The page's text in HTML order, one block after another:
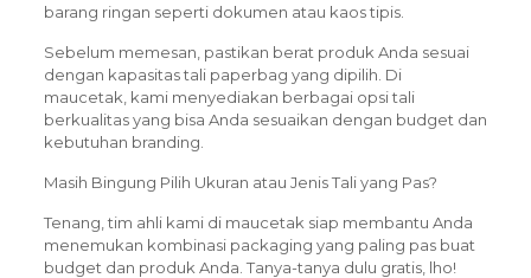
barang ringan seperti dokumen atau kaos tipis.
Sebelum memesan, pastikan berat produk Anda sesuai
dengan kapasitas tali paperbag yang dipilih. Di
maucetak, kami menyediakan berbagai opsi tali
berkualitas yang bisa Anda sesuaikan dengan budget dan
kebutuhan branding.
Masih Bingung Pilih Ukuran atau Jenis Tali yang Pas?
Tenang, tim ahli kami di maucetak siap membantu Anda
menemukan kombinasi packaging yang paling pas buat
budget dan produk Anda. Tanya-tanya dulu gratis, lho!